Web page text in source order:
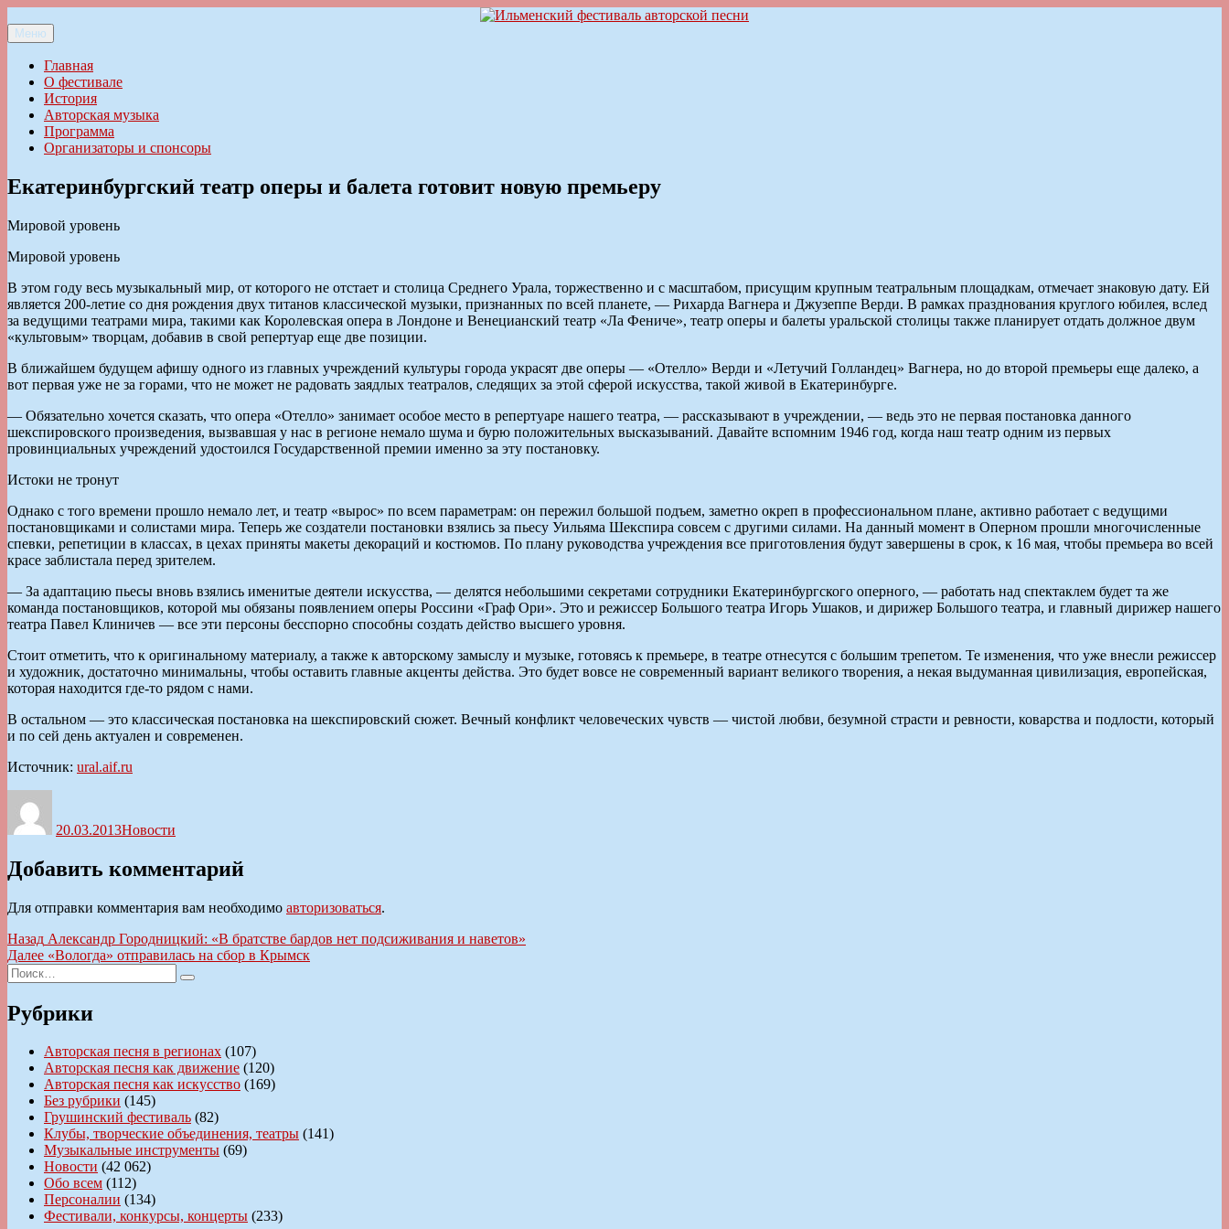
к
содержимому
Ильменский фестиваль авторской песни
Меню
Главная
О фестивале
История
Авторская музыка
Программа
Организаторы и спонсоры
Екатеринбургский театр оперы и балета готовит новую премьеру
Мировой уровень
Мировой уровень
В этом году весь музыкальный мир, от которого не отстает и столица Среднего Урала, торжественно и с масштабом, присущим крупным театральным площадкам, отмечает знаковую дату. Ей
является 200-летие со дня рождения двух титанов классической музыки, признанных по всей планете, — Рихарда Вагнера и Джузеппе Верди. В рамках празднования круглого юбилея, вслед
за ведущими театрами мира, такими как Королевская опера в Лондоне и Венецианский театр «Ла Фениче», театр оперы и балеты уральской столицы также планирует отдать должное двум
«культовым» творцам, добавив в свой репертуар еще две позиции.
В ближайшем будущем афишу одного из главных учреждений культуры города украсят две оперы — «Отелло» Верди и «Летучий Голландец» Вагнера, но до второй премьеры еще далеко, а
вот первая уже не за горами, что не может не радовать заядлых театралов, следящих за этой сферой искусства, такой живой в Екатеринбурге.
— Обязательно хочется сказать, что опера «Отелло» занимает особое место в репертуаре нашего театра, — рассказывают в учреждении, — ведь это не первая постановка данного
шекспировского произведения, вызвавшая у нас в регионе немало шума и бурю положительных высказываний. Давайте вспомним 1946 год, когда наш театр одним из первых
провинциальных учреждений удостоился Государственной премии именно за эту постановку.
Истоки не тронут
Однако с того времени прошло немало лет, и театр «вырос» по всем параметрам: он пережил большой подъем, заметно окреп в профессиональном плане, активно работает с ведущими
постановщиками и солистами мира. Теперь же создатели постановки взялись за пьесу Уильяма Шекспира совсем с другими силами. На данный момент в Оперном прошли многочисленные
спевки, репетиции в классах, в цехах приняты макеты декораций и костюмов. По плану руководства учреждения все приготовления будут завершены в срок, к 16 мая, чтобы премьера во всей
красе заблистала перед зрителем.
— За адаптацию пьесы вновь взялись именитые деятели искусства, — делятся небольшими секретами сотрудники Екатеринбургского оперного, — работать над спектаклем будет та же
команда постановщиков, которой мы обязаны появлением оперы Россини «Граф Ори». Это и режиссер Большого театра Игорь Ушаков, и дирижер Большого театра, и главный дирижер нашего
театра Павел Клиничев — все эти персоны бесспорно способны создать действо высшего уровня.
Стоит отметить, что к оригинальному материалу, а также к авторскому замыслу и музыке, готовясь к премьере, в театре отнесутся с большим трепетом. Те изменения, что уже внесли режиссер
и художник, достаточно минимальны, чтобы оставить главные акценты действа. Это будет вовсе не современный вариант великого творения, а некая выдуманная цивилизация, европейская,
которая находится где-то рядом с нами.
В остальном — это классическая постановка на шекспировский сюжет. Вечный конфликт человеческих чувств — чистой любви, безумной страсти и ревности, коварства и подлости, который
и по сей день актуален и современен.
Источник: ural.aif.ru
20.03.2013Новости
Добавить комментарий
Для отправки комментария вам необходимо авторизоваться.
Навигация
по
записям
Назад Предыдущая
запись:
Александр Городницкий: «В братстве бардов нет подсиживания и наветов»
Далее Следующая
«Вологда» отправилась на сбор в Крымск
Искать:
Поиск
Рубрики
Авторская песня в регионах (107)
Авторская песня как движение (120)
Авторская песня как искусство (169)
Без рубрики (145)
Грушинский фестиваль (82)
Клубы, творческие объединения, театры (141)
Музыкальные инструменты (69)
Новости (42 062)
Обо всем (112)
Персоналии (134)
Фестивали, конкурсы, концерты (233)